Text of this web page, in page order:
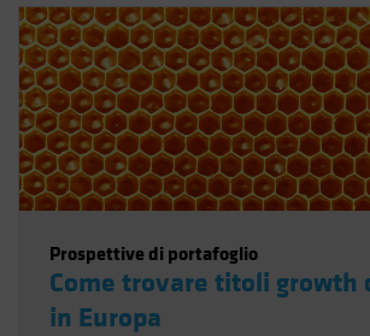
Prospettive di portafoglio
Come trovare titoli growth
in Europa